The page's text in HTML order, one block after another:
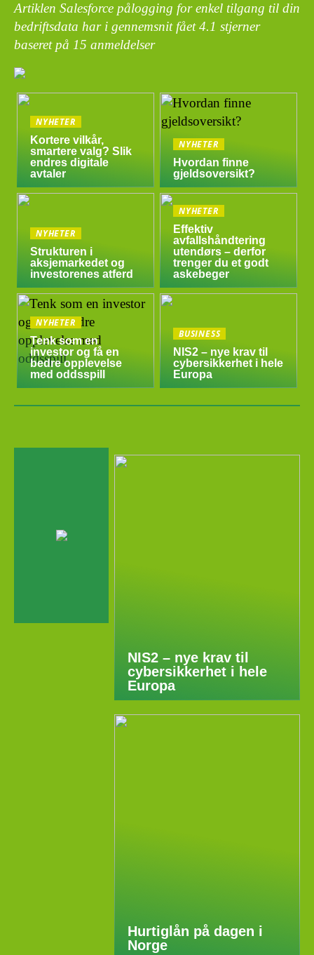
Artiklen Salesforce pålogging for enkel tilgang til din
bedriftsdata har i gennemsnit fået4.1 stjerner
baseret på 15 anmeldelser
NYHETER
Kortere vilkår,
smartere valg? Slik
endres digitale
avtaler
NYHETER
Hvordan finne
gjeldsoversikt?
NYHETER
Strukturen i
aksjemarkedet og
investorenes atferd
NYHETER
Effektiv
avfallshåndtering
utendørs – derfor
trenger du et godt
askebeger
NYHETER
Tenk som en
investor og få en
bedre opplevelse
med oddsspill
BUSINESS
NIS2 – nye krav til
cybersikkerhet i hele
Europa
NIS2 – nye krav til
cybersikkerhet i hele
Europa
Hurtiglån på dagen i
Norge